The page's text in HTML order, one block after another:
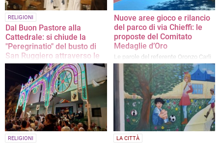
RELIGIONI
Dal Buon Pastore alla
Cattedrale: si chiude la
"Peregrinatio" del busto di
San Ruggiero attraverso le
chiese barlettane
Domani sera la statua sosterà in
Piazza 13 Febbraio 1503 in attesa
della sacra icona di Maria SS dello
Sterpeto
Nuove aree gioco e rilancio
del parco di via Chieffi: le
proposte del Comitato
Medaglie d’Oro
Le parole del referente Oronzo Carli
RELIGIONI LA CITTÀ